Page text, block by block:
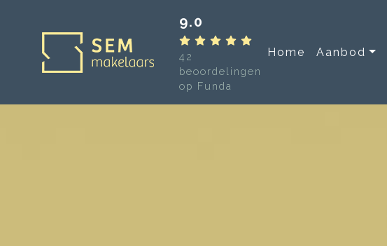
9.0
42
beoordelingen
op Funda
Home Aanbod